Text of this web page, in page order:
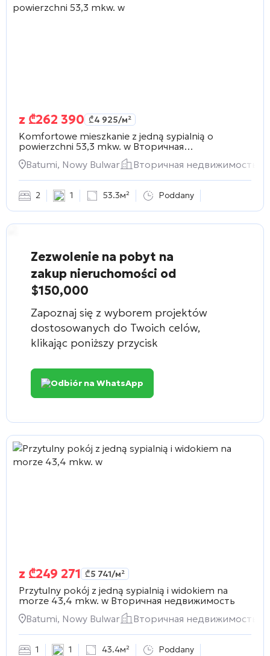
z ₾262 390 ₾4 925/м²
Komfortowe mieszkanie z jedną sypialnią o
powierzchni 53,3 mkw. w Вторичная
Batumi, Nowy Bulwar Вторичная недвижимость
2 1 53.3м² Poddany
Zezwolenie na pobyt na
zakup nieruchomości od
$150,000
Zapoznaj się z wyborem projektów
dostosowanych do Twoich celów,
klikając poniższy przycisk
Odbiór na WhatsApp
z ₾249 271 ₾5 741/м²
Przytulny pokój z jedną sypialnią i widokiem na
morze 43,4 mkw. w Вторичная недвижимость
Batumi, Nowy Bulwar
Вторичная недвижимость
1 1 43.4м² Poddany